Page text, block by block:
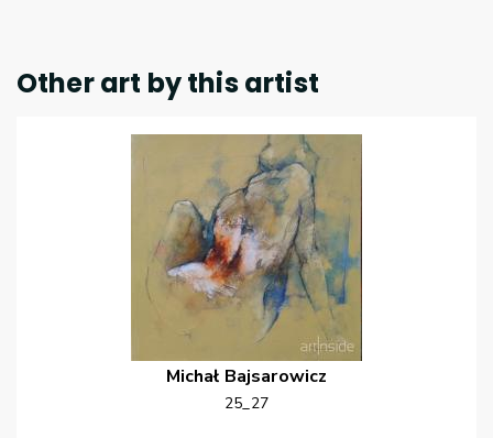
Other art by this artist
Michał Bajsarowicz
25_27